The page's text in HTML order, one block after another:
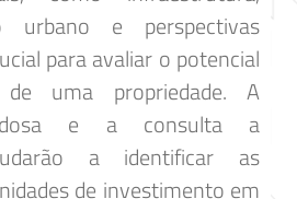
urbano e perspectivas
para avaliar o potencial
uma propriedade. A
e a consulta a
a identificar as
de investimento em